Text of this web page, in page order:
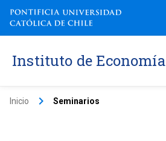
Instituto de Economía
Inicio keyboard_arrow_right Seminarios